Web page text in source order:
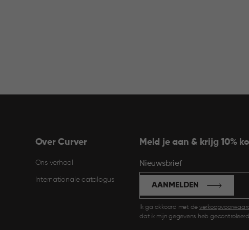
Over Curver
Ons verhaal
Internationale catalogus
Meld je aan & krijg 10%
Nieuwsbrief
Ik ga akkoord met de
dat ik mijn gegevens heb
AANMELDEN